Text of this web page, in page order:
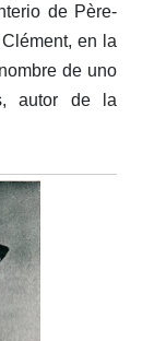
de Père-
en la
de uno
autor de la